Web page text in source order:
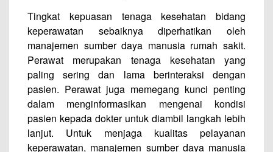
Tingkat kepuasan tenaga kesehatan bidang
keperawatan sebaiknya diperhatikan oleh
manajemen sumber daya manusia rumah sakit.
Perawat merupakan tenaga kesehatan yang
paling sering dan lama berinteraksi dengan
pasien. Perawat juga memegang kunci penting
dalam menginformasikan mengenai kondisi
pasien kepada dokter untuk diambil langkah lebih
lanjut. Untuk menjaga kualitas pelayanan
keperawatan, manajemen sumber daya manusia